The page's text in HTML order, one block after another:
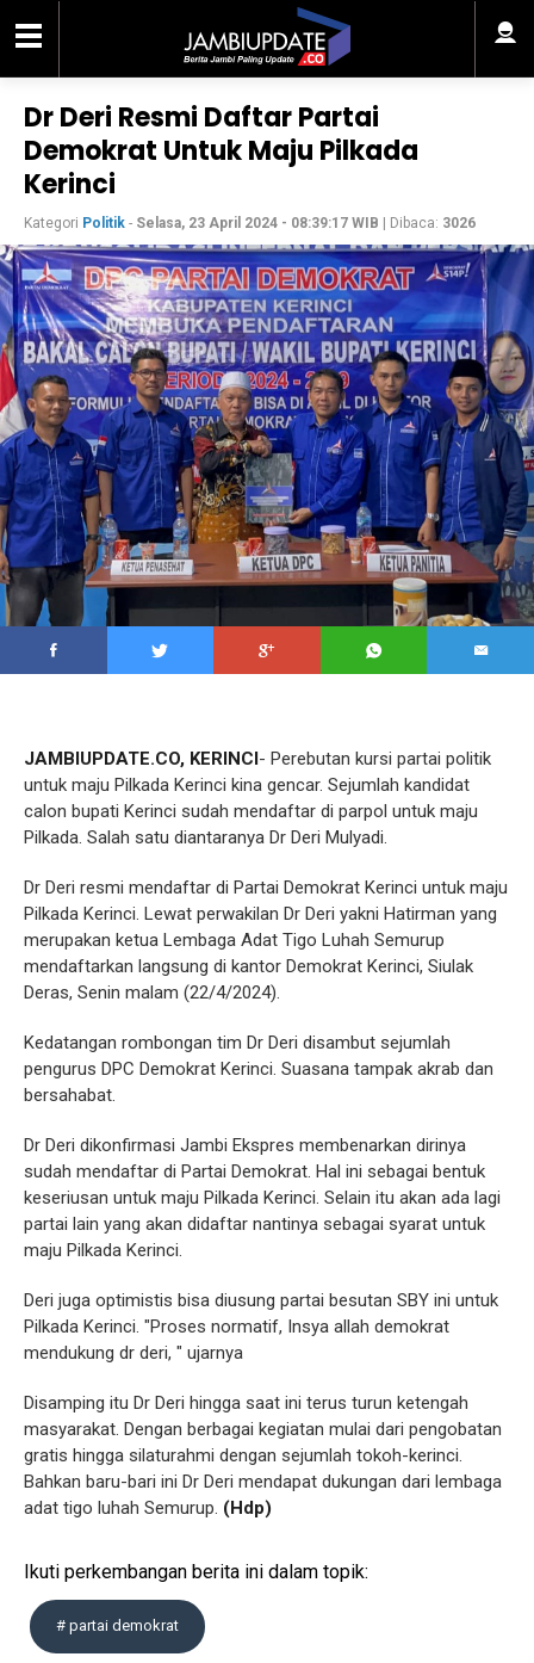
Dr Deri Resmi Daftar Partai
Demokrat Untuk Maju Pilkada
Kerinci
Kategori Politik - Selasa, 23 April 2024 - 08:39:17 WIB | Dibaca: 3026
JAMBIUPDATE.CO, KERINCI- Perebutan kursi partai politik
untuk maju Pilkada Kerinci kina gencar. Sejumlah kandidat
calon bupati Kerinci sudah mendaftar di parpol untuk maju
Pilkada. Salah satu diantaranya Dr Deri Mulyadi.
Dr Deri resmi mendaftar di Partai Demokrat Kerinci untuk maju
Pilkada Kerinci. Lewat perwakilan Dr Deri yakni Hatirman yang
merupakan ketua Lembaga Adat Tigo Luhah Semurup
mendaftarkan langsung di kantor Demokrat Kerinci, Siulak
Deras, Senin malam (22/4/2024).
Kedatangan rombongan tim Dr Deri disambut sejumlah
pengurus DPC Demokrat Kerinci. Suasana tampak akrab dan
bersahabat.
Dr Deri dikonfirmasi Jambi Ekspres membenarkan dirinya
sudah mendaftar di Partai Demokrat. Hal ini sebagai bentuk
keseriusan untuk maju Pilkada Kerinci. Selain itu akan ada lagi
partai lain yang akan didaftar nantinya sebagai syarat untuk
maju Pilkada Kerinci.
Deri juga optimistis bisa diusung partai besutan SBY ini untuk
Pilkada Kerinci. "Proses normatif, Insya allah demokrat
mendukung dr deri, " ujarnya
Disamping itu Dr Deri hingga saat ini terus turun ketengah
masyarakat. Dengan berbagai kegiatan mulai dari pengobatan
gratis hingga silaturahmi dengan sejumlah tokoh-kerinci.
Bahkan baru-bari ini Dr Deri mendapat dukungan dari lembaga
adat tigo luhah Semurup. (Hdp)
Ikuti perkembangan berita ini dalam topik:
# partai demokrat